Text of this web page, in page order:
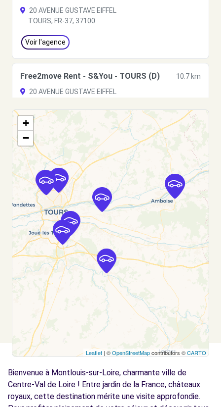
20 AVENUE GUSTAVE EIFFEL
TOURS, FR-37, 37100
Voir l'agence
Free2move Rent - S&You - TOURS (D)
10.7 km
20 AVENUE GUSTAVE EIFFEL
Voir l'agence
Free2move Rent - ABCIS TOURAINE BY
AUTOSPHERE - CHAMBRAY-LÈS-TOURS (O)
11.3
km
236 Avenue du Grand Sud
CHAMBRAY-LÈS-TOURS, FR-37, 37170
Voir l'agence
Free2move Rent - ABCIS TOURAINE BY
AUTOSPHERE - CHAMBRAY-LÈS-TOURS (P)
11.3
236 AVENUE DU GRAND SUD
CHAMBRAY LES TOURS, FR-37, 37170
Voir l'agence
Free2Move Rent - GARAGE ROUVRE -
TRUYES (C)
12.7
km
TRUYES, 37320
Voir l'agence
+
−
Leaflet | ©OpenStreetMapcontributors ©CARTO
Bienvenue à Montlouis-sur-Loire, charmante ville de
Centre-Val de Loire ! Entre jardin de la France, châteaux
royaux, cette destination mérite une visite approfondie.